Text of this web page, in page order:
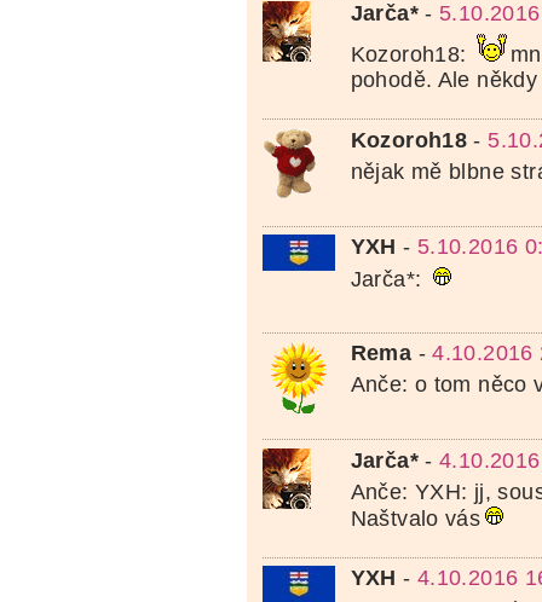
Jarča*-
Kozoroh18:
pohodě. Ale
Kozoroh18 -
nějak mě blbne
YXH - 5.10.2016
Jarča*:
Rema -4.10.2016
Anče: o tom něco
Jarča*-
Anče: YXH: jj,
Naštvalo vás
YXH - 4.10.2016